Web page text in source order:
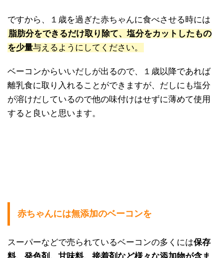
ですから、１歳を過ぎた赤ちゃんに食べさせる時には
脂肪分をできるだけ取り除て、塩分をカットしたもの
を少量与えるようにしてください。
ベーコンからいいだしが出るので、１歳以降であれば
離乳食に取り入れることができますが、だしにも塩分
が溶けだしているので他の味付けはせずに薄めて使用
すると良いと思います。
赤ちゃんには無添加のベーコンを
スーパーなどで売られているベーコンの多くには保存